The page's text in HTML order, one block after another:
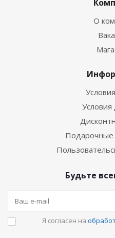
О
Условия
Подарочные
Будьте
Я согласен на